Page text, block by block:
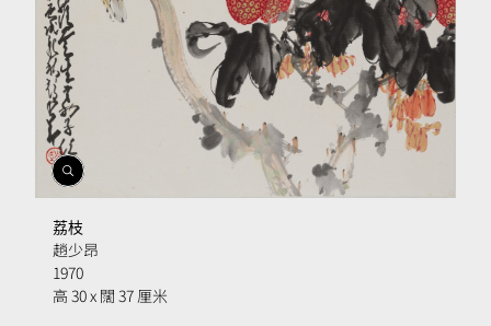
開
啟
相
簿
荔枝
趙少昂
1970
高 30 x 闊 37 厘米